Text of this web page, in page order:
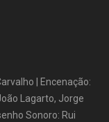
| Encenação:
Lagarto, Jorge
Sonoro: Rui